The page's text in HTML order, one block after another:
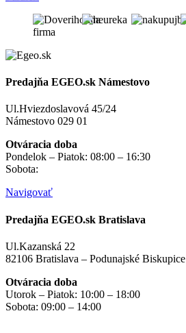
Predajňa EGEO.sk Námestovo
Ul.Hviezdoslavová 45/24
Námestovo 029 01
Otváracia doba
Pondelok – Piatok: 08:00 – 16:30
Sobota:
Navigovať
Predajňa EGEO.sk Bratislava
Ul.Kazanská 22
82106 Bratislava – Podunajské Biskupice
Otváracia doba
Utorok – Piatok: 10:00 – 18:00
Sobota: 09:00 – 14:00